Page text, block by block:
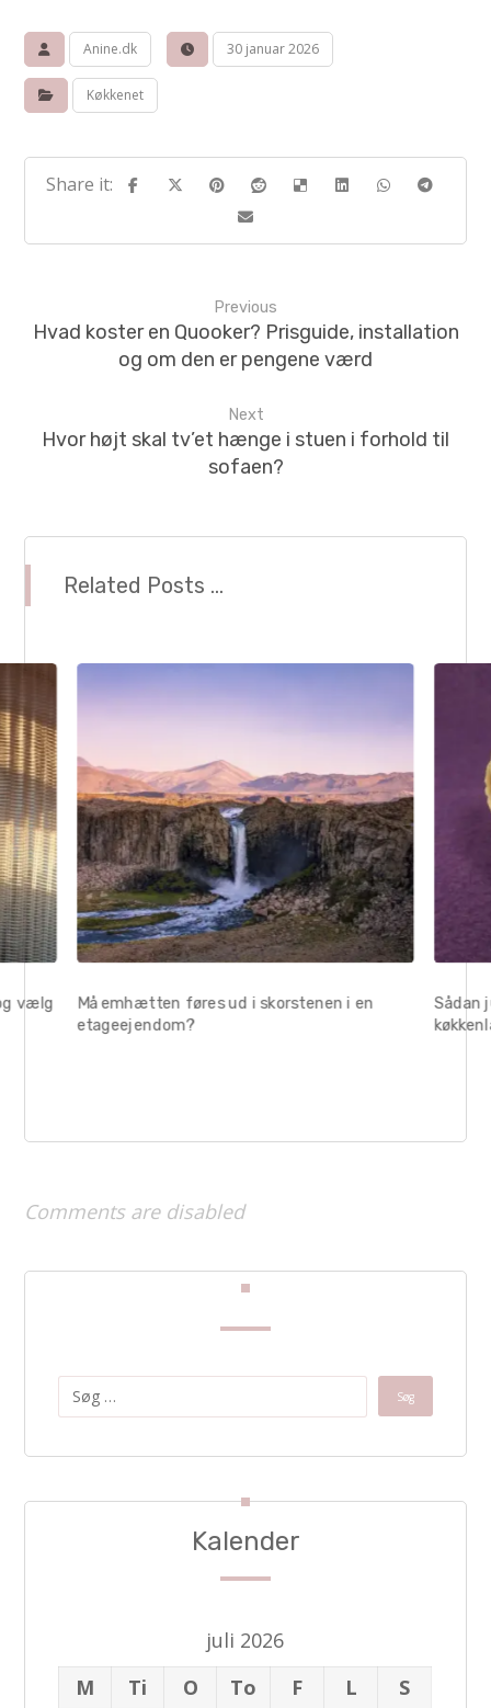
Anine.dk 30 januar 2026
Køkkenet
Previous
Hvad koster en Quooker? Prisguide, installation
og om den er pengene værd
Next
Hvor højt skal tv’et hænge i stuen i forhold til
sofaen?
Related Posts ...
vælg
Må emhætten føres ud i skorstenen i en
etageejendom?
Sådan
Comments are disabled
Kalender
juli 2026
M
Ti O To F L
S